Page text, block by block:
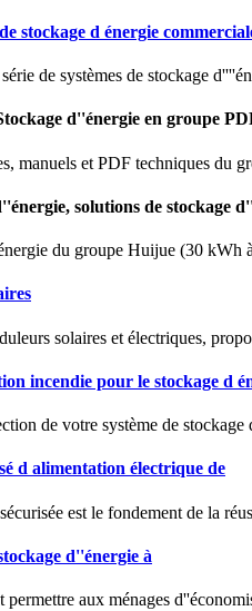
stockage d énergie
de systèmes de stockage
d''énergie en groupe
manuels et PDF techniques du
solutions de stockage
du groupe Huijue (30
solaires et électriques,
incendie pour le stockage d
de votre système de
d alimentation électrique de
est le fondement de la
d''énergie à
aux ménages